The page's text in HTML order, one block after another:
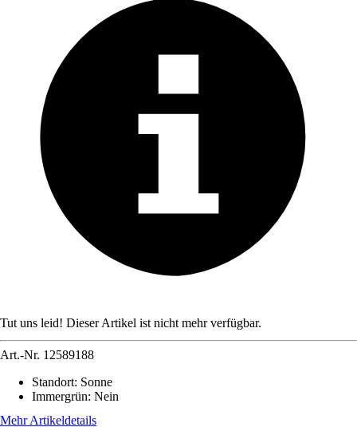
Tut uns leid! Dieser Artikel ist nicht mehr verfügbar.
Art.-Nr. 12589188
Standort: Sonne
Immergrün: Nein
Mehr Artikeldetails